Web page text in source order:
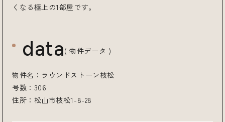
くなる極上の1部屋です。
data( 物件データ )
物件名：ラウンドストーン枝松
号数：306
住所：松山市枝松1-8-28